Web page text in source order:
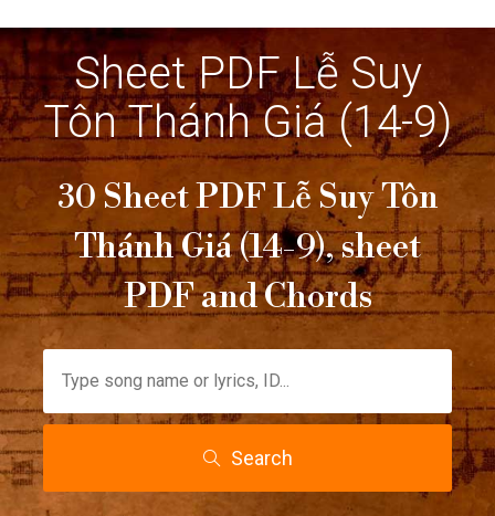
Sheet PDF Lễ Suy
Tôn Thánh Giá (14-9)
30 Sheet PDF Lễ Suy Tôn
Thánh Giá (14-9), sheet
PDF and Chords
Search